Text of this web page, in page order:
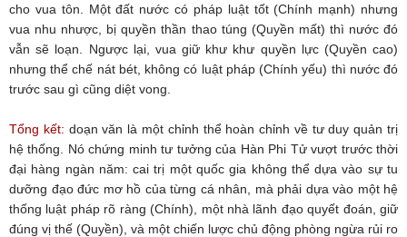
cho vua tôn. Một đất nước có pháp luật tốt (Chính mạnh) nhưng
vua nhu nhược, bị quyền thần thao túng (Quyền mất) thì nước đó
vẫn sẽ loạn. Ngược lại, vua giữ khư khư quyền lực (Quyền cao)
nhưng thể chế nát bét, không có luật pháp (Chính yếu) thì nước đó
trước sau gì cũng diệt vong.
Tổng kết: doạn văn là một chỉnh thể hoàn chỉnh về tư duy quản trị
hệ thống. Nó chứng minh tư tưởng của Hàn Phi Tử vượt trước thời
đại hàng ngàn năm: cai trị một quốc gia không thể dựa vào sự tu
dưỡng đạo đức mơ hồ của từng cá nhân, mà phải dựa vào một hệ
thống luật pháp rõ ràng (Chính), một nhà lãnh đạo quyết đoán, giữ
đúng vị thế (Quyền), và một chiến lược chủ động phòng ngừa rủi ro